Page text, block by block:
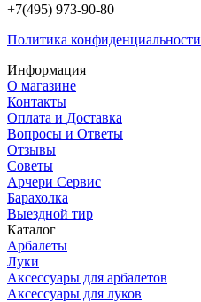
+7(495) 973-90-80
Политика конфиденциальности
Информация
О магазине
Контакты
Оплата и Доставка
Вопросы и Ответы
Отзывы
Советы
Арчери Сервис
Барахолка
Выездной тир
Каталог
Арбалеты
Луки
Аксессуары для арбалетов
Аксессуары для луков